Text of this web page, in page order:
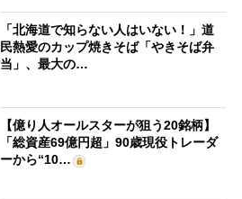
「北海道で知らない人はいない！」道
民熱愛のカップ焼きそば「やきそば弁
当」、最大の…
【億り人オールスターが狙う20銘柄】
「総資産69億円超」90歳現役トレーダ
ーから“10…